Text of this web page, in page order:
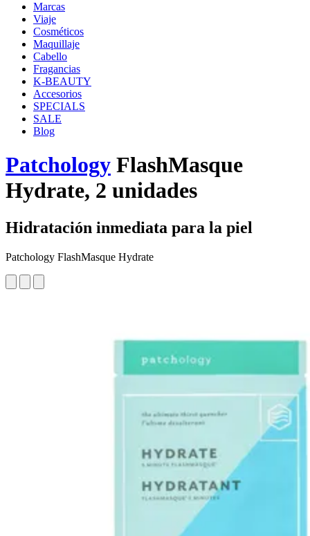
Marcas
Viaje
Cosméticos
Maquillaje
Cabello
Fragancias
K-BEAUTY
Accesorios
SPECIALS
SALE
Blog
Patchology FlashMasque
Hydrate, 2 unidades
Hidratación inmediata para la piel
Patchology FlashMasque Hydrate